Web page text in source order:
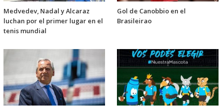
Medvedev, Nadal y Alcaraz
luchan por el primer lugar en el
tenis mundial
Gol de Canobbio en el
Brasileirao